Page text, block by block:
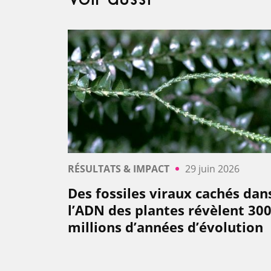
RÉSULTATS & IMPACT 29 juin 2026
Des fossiles viraux cachés
l’ADN des plantes révèlent 300
millions d’années d’évolution